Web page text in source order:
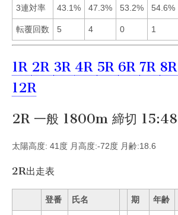
3連対率 43.1% 47.3% 53.2% 54.6%
転覆回数 5 4 0 1
1R 2R 3R 4R 5R 6R 7R 8R
12R
2R 一般 1800m 締切 15:48
太陽高度: 41度 月高度:-72度 月齢:18.6
2R出走表
登番 氏名 期 年齢